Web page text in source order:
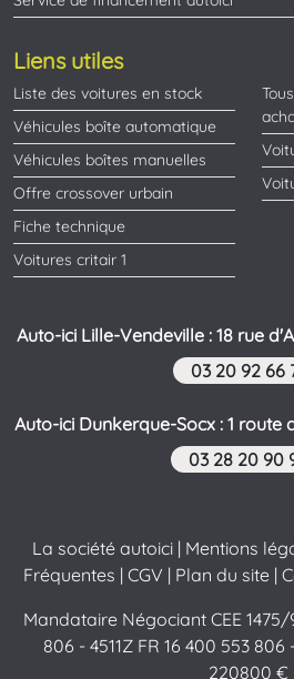
Liens utiles
Liste des voitures en stock
Véhicules boîte automatique
Véhicules boîtes manuelles
Offre crossover urbain
Fiche technique
Voitures critair 1
Auto-ici Lille-Vendeville : 18 rue
03 20 92 66
Auto-ici Dunkerque-Socx : 1 route
03 28 20 90
La société autoici | Mentions
Fréquentes | CGV | Plan du site|
Mandataire Négociant CEE 1475/
806 - 4511Z FR 16 400 553
220800 €